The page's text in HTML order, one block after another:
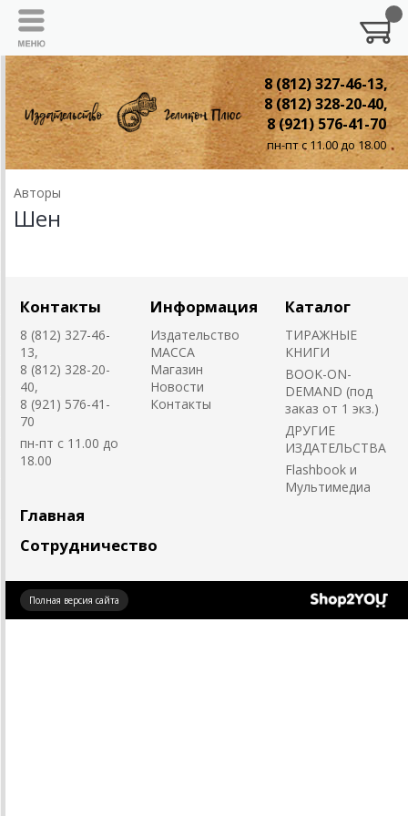
8 (812) 327-46-13,
8 (812) 328-20-40,
8 (921) 576-41-70
пн-пт с 11.00 до 18.00
Авторы
Шен
Контакты
8 (812) 327-46-
13,
8 (812) 328-20-
40,
8 (921) 576-41-
70
пн-пт с 11.00 до
18.00
Информация
Издательство
MACCA
Магазин
Новости
Контакты
Каталог
ТИРАЖНЫЕ
КНИГИ
BOOK-ON-
DEMAND (под
заказ от 1 экз.)
ДРУГИЕ
ИЗДАТЕЛЬСТВА
Flashbook и
Мультимедиа
Главная
Сотрудничество
Полная версия сайта